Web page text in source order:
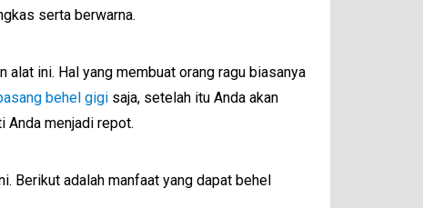
serta berwarna.
alat ini. Hal yang membuat orang ragu biasanya
behel gigi saja, setelah itu Anda akan
Anda menjadi repot.
Berikut adalah manfaat yang dapat behel